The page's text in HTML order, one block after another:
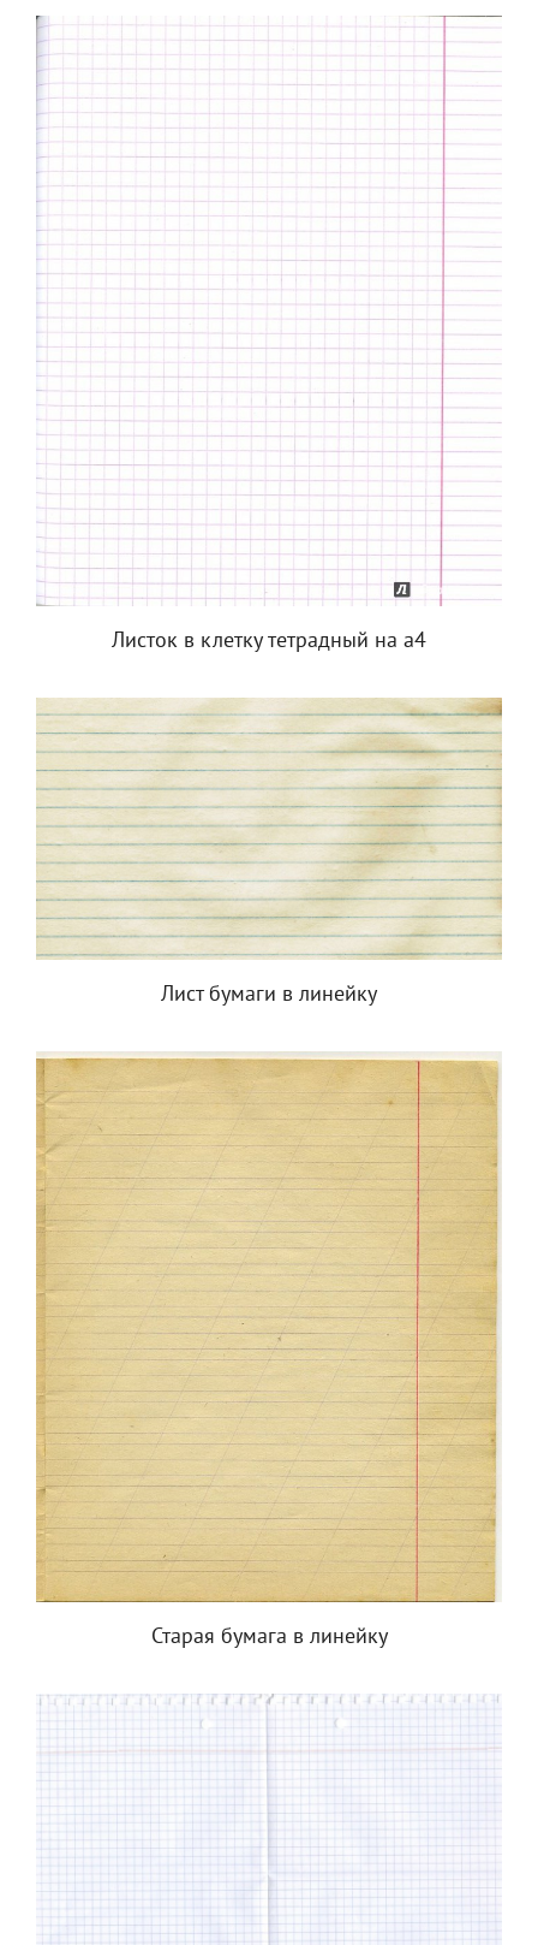
Листок в клетку тетрадный на а4
Лист бумаги в линейку
Старая бумага в линейку